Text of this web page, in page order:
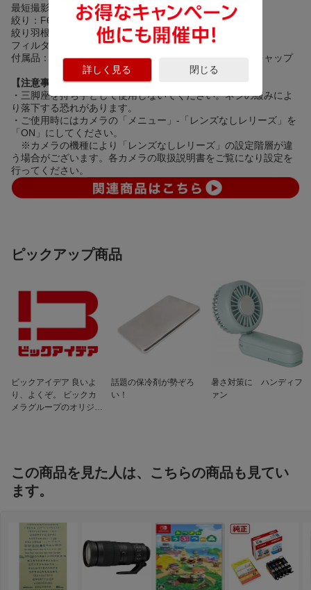
詳しく見る 閉じる
最短撮影距離：3.3m
絞り：F6.3-F32
絞り羽根：12枚
フィルター径：82mm
付属品：メタルレンズフード、フロントキャップ、リアキャップ
【注意事項】
・三脚座を持ち手として使用しないでください。ネジの緩みによ
り落下する恐れがあります。
・ご使用時にはカメラの「メニュー」-「レンズなしレリーズ」を
「ON」にしてください。
※カメラの機種により「レンズなしレリーズ」の設定階層が違
う場合がございます。各カメラの取扱説明書をご覧になり設定を
行ってください。
ピックアップ商品
ビックアイデア 良いよ
り、よくぞ。 ビックカ
メラグループのオリジナ
話題の保冷剤が勢ぞろ
い！
暑さ対策に ハンディフ
ァン
この商品を見た人は、こちらの商品も見てい
ます。